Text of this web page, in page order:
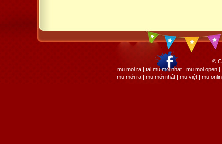
©
mu moi ra | tai mu moi nhat | mu moi open
mu mới ra | mu mới nhất | mu việt | mu